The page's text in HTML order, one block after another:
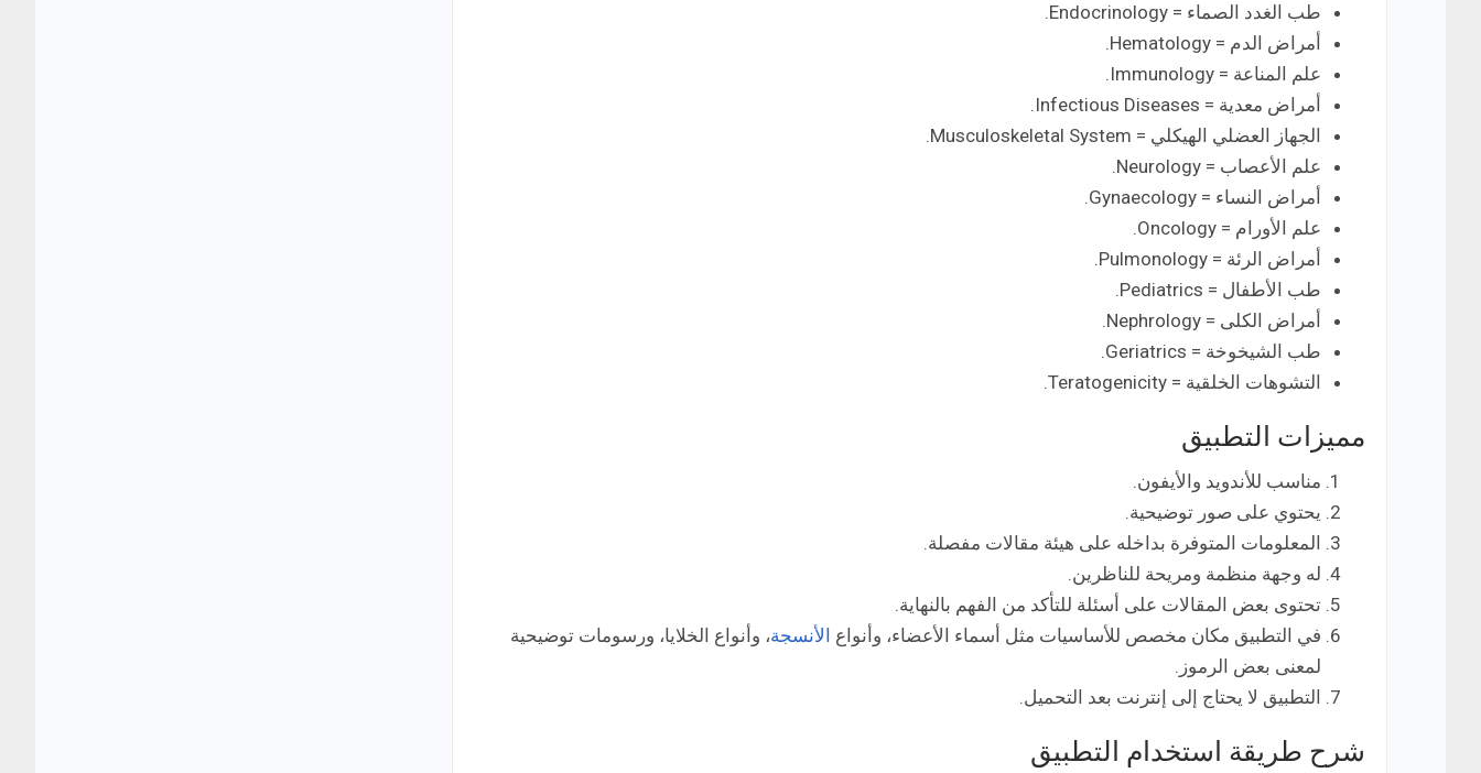
طب الغدد الصماء = Endocrinology.
أمراض الدم = Hematology.
علم المناعة = Immunology.
أمراض معدية = Infectious Diseases.
الجهاز العضلي الهيكلي = Musculoskeletal System.
علم الأعصاب = Neurology.
أمراض النساء = Gynaecology.
علم الأورام = Oncology.
أمراض الرئة = Pulmonology.
طب الأطفال = Pediatrics.
أمراض الكلى = Nephrology.
طب الشيخوخة = Geriatrics.
التشوهات الخلقية = Teratogenicity.
مميزات التطبيق
مناسب للأندويد والأيفون.
يحتوي على صور توضيحية.
المعلومات المتوفرة بداخله على هيئة مقالات مفصلة.
له وجهة منظمة ومريحة للناظرين.
تحتوى بعض المقالات على أسئلة للتأكد من الفهم بالنهاية.
في التطبيق مكان مخصص للأساسيات مثل أسماء الأعضاء، وأنواع الأنسجة، وأنواع الخلايا، ورسومات توضيحية
لمعنى بعض الرموز.
التطبيق لا يحتاج إلى إنترنت بعد التحميل.
شرح طريقة استخدام التطبيق